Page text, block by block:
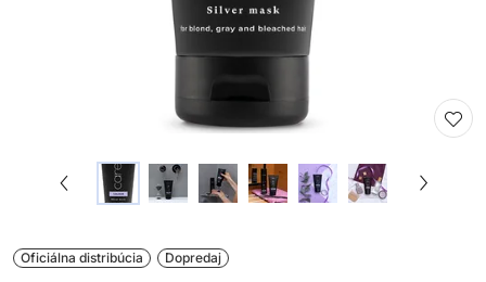
Oficiálna distribúcia Dopredaj